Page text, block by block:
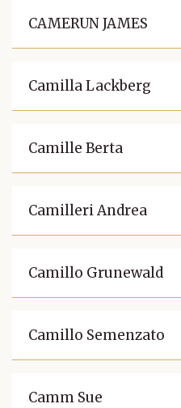
CAMERUN JAMES
Camilla Lackberg
Camille Berta
Camilleri Andrea
Camillo Grunewald
Camillo Semenzato
Camm Sue